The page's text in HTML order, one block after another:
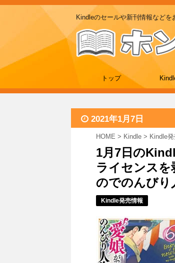
Kindleのセールや新刊情報などを
トップ
2021年1月7日
HOME > Kindle > Kindle
1月7日の
ライセンスを
のでのんびり
Kindle発売情報